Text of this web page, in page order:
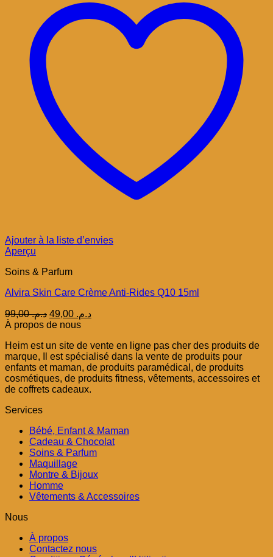
Ajouter à la liste d’envies
Aperçu
Soins & Parfum
Alvira Skin Care Crème Anti-Rides Q10 15ml
د.م.99,00
Le
prix
était :
د.م. 99,00.
د.م.Le
est :
À propos de nous
Heim est un site de vente en ligne pas cher des produits de
marque, Il est spécialisé dans la vente de produits pour
enfants et maman, de produits paramédical, de produits
cosmétiques, de produits fitness, vêtements, accessoires et
de coffrets cadeaux.
Services
Bébé, Enfant & Maman
Cadeau & Chocolat
Soins & Parfum
Maquillage
Montre & Bijoux
Homme
Vêtements & Accessoires
Nous
À propos
Contactez nous